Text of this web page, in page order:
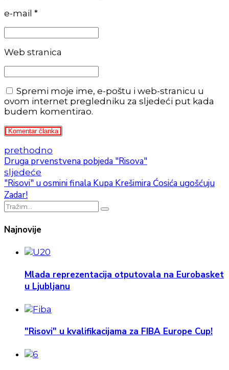
e-mail *
Web stranica
Spremi moje ime, e-poštu i web-stranicu u
ovom internet pregledniku za sljedeći put kada
budem komentirao.
Komentar članka
prethodno
Druga prvenstvena pobjeda "Risova"
sljedeće
"Risovi" u osmini finala Kupa Krešimira Ćosića ugošćuju
Zadar!
Najnovije
Mlada reprezentacija otputovala na Eurobasket
u Ljubljanu
"Risovi" u kvalifikacijama za FIBA Europe Cup!